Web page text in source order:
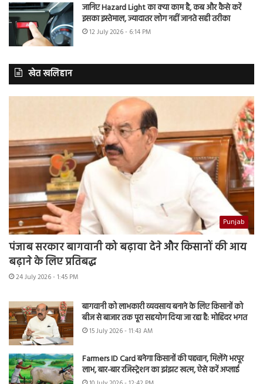
जानिए Hazard Light का क्या काम है, कब और कैसे करें
इसका इस्तेमाल, ज्यादातर लोग नहीं जानते सही तरीका
12 July 2026 - 6:14 PM
खेत खलिहान
Punjab
पंजाब सरकार बागवानी को बढ़ावा देने और किसानों की आय
बढ़ाने के लिए प्रतिबद्ध
24 July 2026 - 1:45 PM
बागवानी को लाभकारी व्यवसाय बनाने के लिए किसानों को
बीज से बाजार तक पूरा सहयोग दिया जा रहा है: मोहिंदर भगत
15 July 2026 - 11:43 AM
Farmers ID Card बनेगा किसानों की पहचान, मिलेंगे भरपूर
लाभ, बार-बार रजिस्ट्रेशन का झंझट खत्म, ऐसे करें अप्लाई